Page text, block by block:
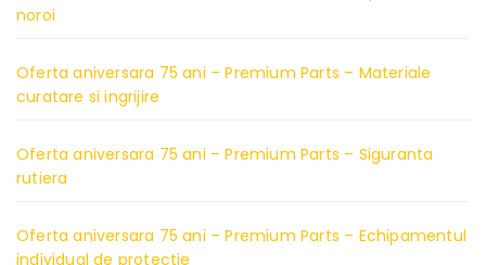
noroi
Oferta aniversara 75 ani – Premium Parts – Materiale
curatare si ingrijire
Oferta aniversara 75 ani – Premium Parts – Siguranta
rutiera
Oferta aniversara 75 ani – Premium Parts – Echipamentul
individual de protectie